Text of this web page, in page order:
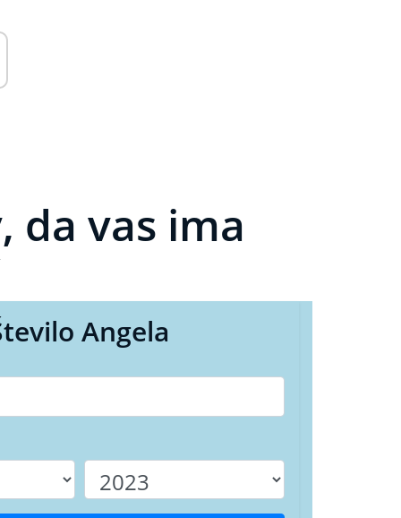
da vas ima
Angela